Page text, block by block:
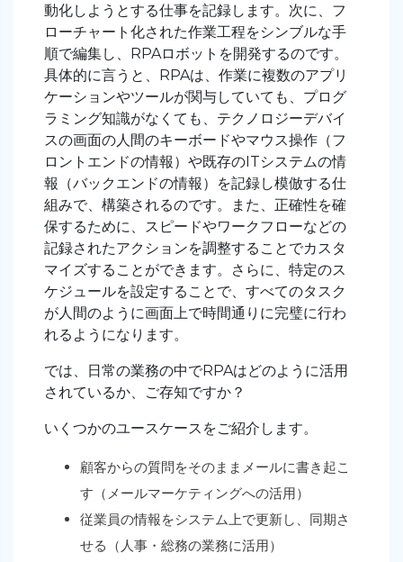
動化しようとする仕事を記録します。次に、フ
ローチャート化された作業工程をシンブルな手
順で編集し、RPAロボットを開発するのです。
具体的に言うと、RPAは、作業に複数のアプリ
ケーションやツールが関与していても、プログ
ラミング知識がなくても、テクノロジーデバイ
スの画面の人間のキーボードやマウス操作（フ
ロントエンドの情報）や既存のITシステムの情
報（バックエンドの情報）を記録し模倣する仕
組みで、構築されるのです。また、正確性を確
保するために、スピードやワークフローなどの
記録されたアクションを調整することでカスタ
マイズすることができます。さらに、特定のス
ケジュールを設定することで、すべてのタスク
が人間のように画面上で時間通りに完璧に行わ
れるようになります。
では、日常の業務の中でRPAはどのように活用
されているか、ご存知ですか？
いくつかのユースケースをご紹介します。
顧客からの質問をそのままメールに書き起こ
す（メールマーケティングへの活用）
従業員の情報をシステム上で更新し、同期さ
せる（人事・総務の業務に活用）